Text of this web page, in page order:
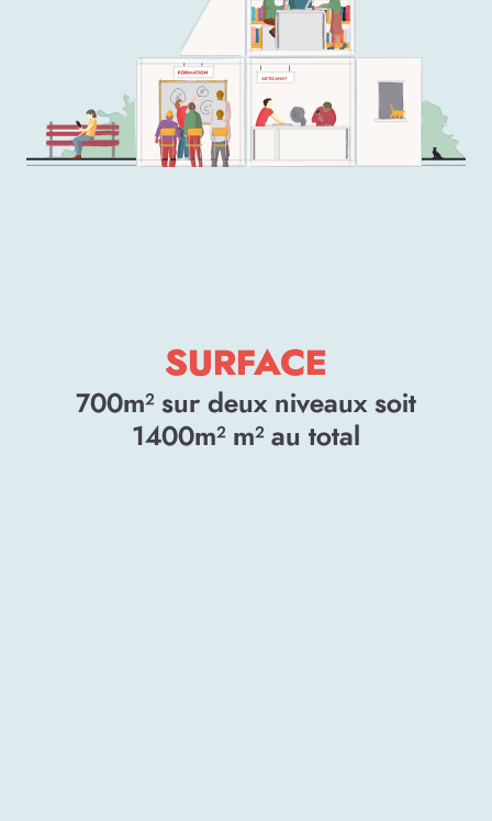
ARTISANAT
SURFACE
700m² sur deux niveaux soit
1400m² m² au total